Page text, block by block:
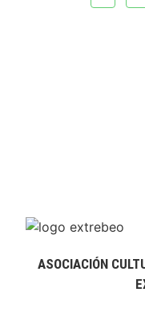
ASOCIACIÓN